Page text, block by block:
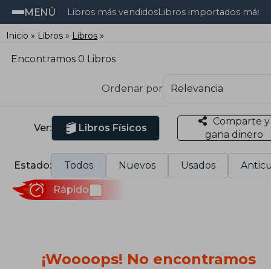
MENÚ Libros más vendidosLibros importados más
Inicio Libros Libros
Encontramos 0 Libros
Ordenar por
Ver: Libros Físicos
Comparte y
gana dinero
Estado: Todos Nuevos Usados
Rápido
¡Woooops! No encontramos